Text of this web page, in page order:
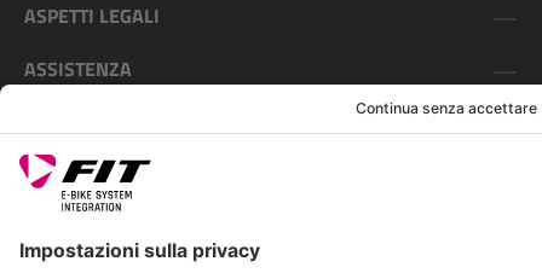
ASPETTI LEGALI
ASSISTENZA
SEGUICI SU